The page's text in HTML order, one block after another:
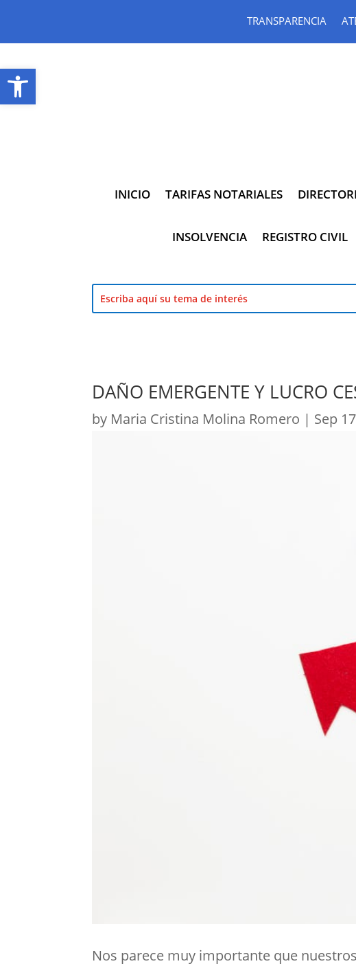
Abrir barra de herramientas
TRANSPARENCIA
INICIO TARIFAS NOTARIALES
INSOLVENCIA REGISTRO CIVIL
DAÑO EMERGENTE Y LUCRO
by Maria Cristina Molina Romero | Sep
Nos parece muy importante que